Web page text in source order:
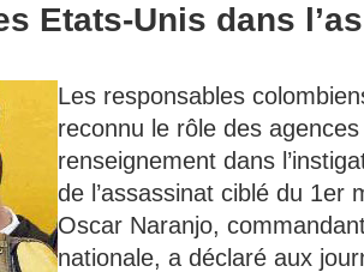
Etats-Unis dans
Les responsables
reconnu le rôle des
renseignement dans
de l’assassinat ciblé du 1er
Oscar Naranjo,
nationale, a déclaré aux